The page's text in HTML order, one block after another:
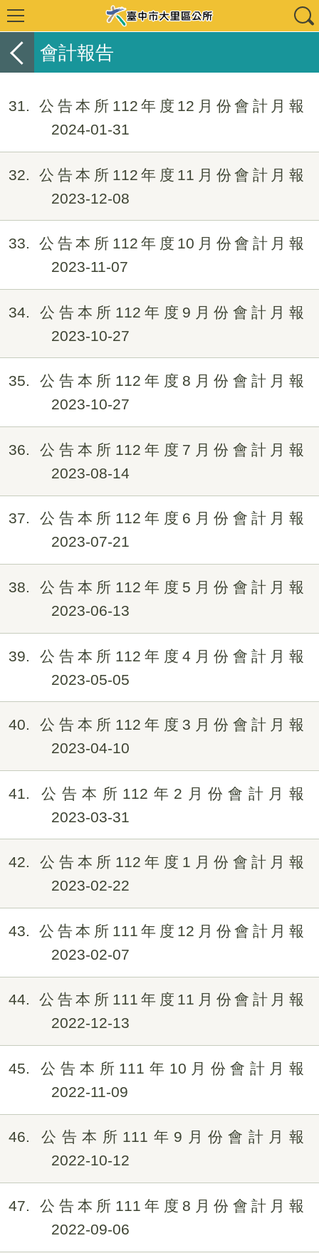
會計報告
31
公告本所112年度12月份會計月報
2024-01-31
32
公告本所112年度11月份會計月報
2023-12-08
33
公告本所112年度10月份會計月報
2023-11-07
34
公告本所112年度9月份會計月報
2023-10-27
35
公告本所112年度8月份會計月報
2023-10-27
36
公告本所112年度7月份會計月報
2023-08-14
37
公告本所112年度6月份會計月報
2023-07-21
38
公告本所112年度5月份會計月報
2023-06-13
39
公告本所112年度4月份會計月報
2023-05-05
40
公告本所112年度3月份會計月報
2023-04-10
41
公告本所112年2月份會計月報
2023-03-31
42
公告本所112年度1月份會計月報
2023-02-22
43
公告本所111年度12月份會計月報
2023-02-07
44
公告本所111年度11月份會計月報
2022-12-13
45
公告本所111年10月份會計月報
2022-11-09
46
公告本所111年9月份會計月報
2022-10-12
47
公告本所111年度8月份會計月報
2022-09-06